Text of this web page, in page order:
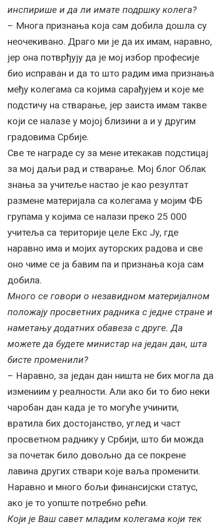
инспирише и да ли имате подршку колега?
– Многа признања која сам добила дошла су
неочекивано. Драго ми је да их имам, наравно,
јер она потврђују да је мој избор професије
био исправан и да то што радим има признања
међу колегама са којима сарађујем и које ме
подстичу на стварање, јер заиста имам такве
који се налазе у мојој близини а и у другим
градовима Србије.
Све те награде су за мене итекакав подстицај
за мој даљи рад и стварање. Мој блог Облак
знања за учитеље настао је као резултат
размене материјала са колегама у мојим ФБ
групама у којима се налази преко 25 000
учитеља са територије целе Екс Ју, где
наравно има и мојих ауторских радова и све
оно чиме се ја бавим па и признања која сам
добила.
Много се говори о незавидном материјалном
положају просветних радника с једне стране и
наметању додатних обавеза с друге. Да
можете да будете министар на један дан, шта
бисте променили?
– Наравно, за један дан ништа не бих могла да
измениим у реалности. Али ако би то био неки
чаробан дан када је то могуће учинити,
вратила бих достојанство, углед и част
просветном раднику у Србији, што би можда
за почетак било довољно да се покрене
лавина других ствари које ваља променити.
Наравно и много бољи финансијски статус,
ако је то уопште потребно рећи.
Који је Ваш савет младим колегама који тек